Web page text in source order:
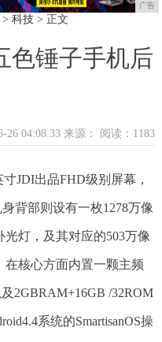
广告
> 科技> 正文
色锤子手机后
26 04:08:33 来源： 阅读：1183
JDI出品FHD级别屏幕，
背部则设有一枚1278万像
灯，及其对应的503万像
核心方面内置一颗主频
2GBRAM+16GB /32ROM
系统的SmartisanOS操